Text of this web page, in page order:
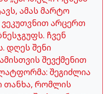
ამას მარტო
ვეკუთვნით არცერთ
ჩვენ
დღეს შენი
შევქმენით
შეგიძლია
თანხა, რომლის